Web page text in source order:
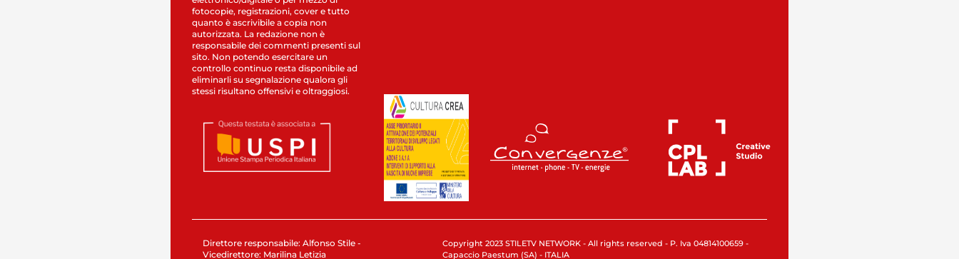
fotocopie, registrazioni, cover e tutto
quanto è ascrivibile a copia non
autorizzata. La redazione non è
responsabile dei commenti presenti sul
sito. Non potendo esercitare un
controllo continuo resta disponibile ad
eliminarli su segnalazione qualora gli
stessi risultano offensivi e oltraggiosi.
Direttore responsabile: Alfonso Stile -
Vicedirettore: Marilina Letizia
Copyright 2023 STILETV NETWORK - All rights reserved - P. Iva 04814100659 -
Capaccio Paestum (SA) - ITALIA